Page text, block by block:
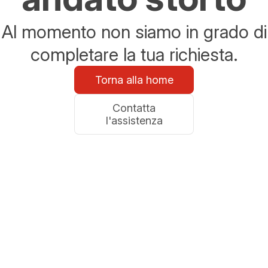
Al momento non siamo in grado di
completare la tua richiesta.
Torna alla home
Contatta
l'assistenza